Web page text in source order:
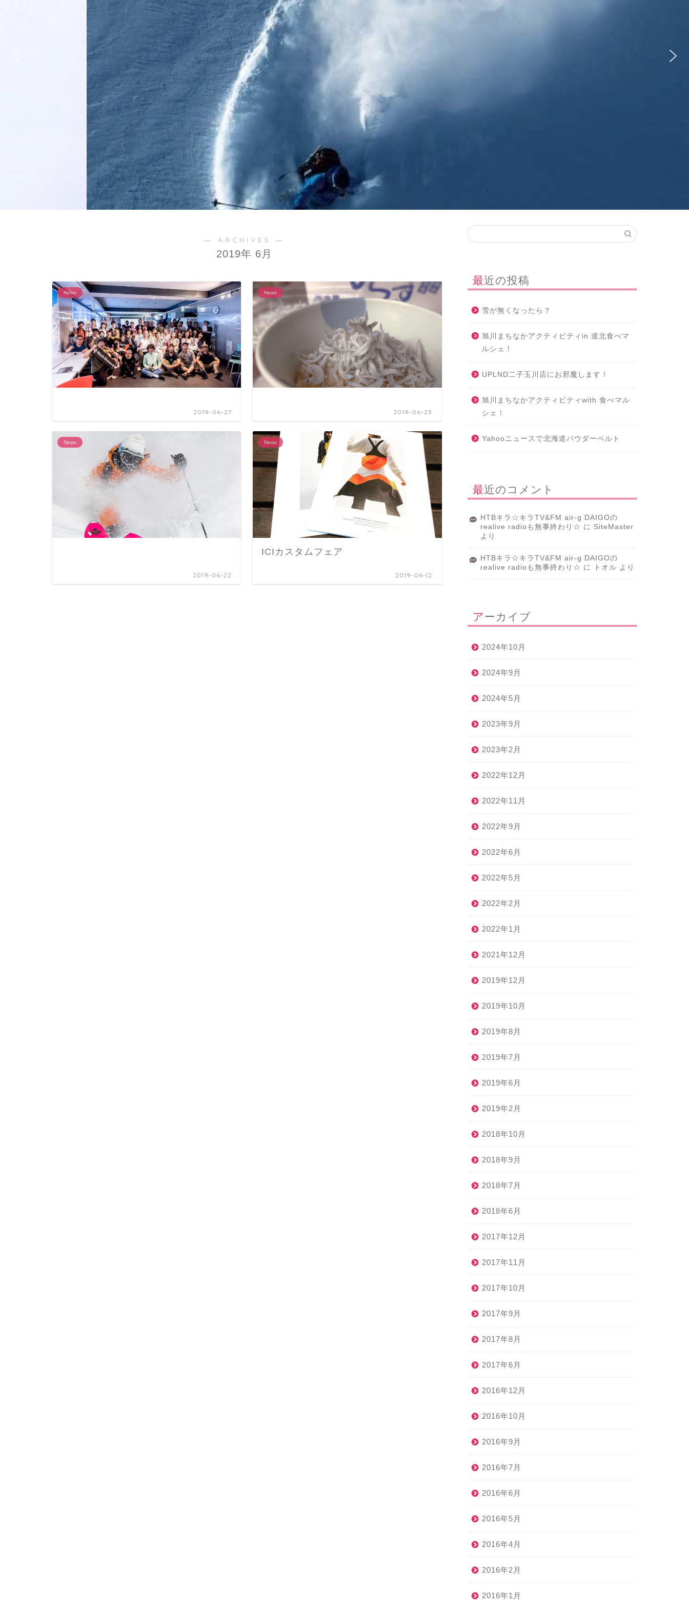
― ARCHIVES ―
2019年 6月
News
2019-06-27
News
2019-06-23
News
2019-06-22
News
ICIカスタムフェア
2019-06-12
最近の投稿
雪が無くなったら？
旭川まちなかアクティビティin 道北食べマ
ルシェ！
UPLND二子玉川店にお邪魔します！
旭川まちなかアクティビティwith 食べマル
シェ！
Yahooニュースで北海道パウダーベルト
最近のコメント
HTBキラ☆キラTV&FM air-g DAIGOの
realive radioも無事終わり☆ に SiteMaster
より
HTBキラ☆キラTV&FM air-g DAIGOの
realive radioも無事終わり☆ に トオル より
アーカイブ
2024年10月
2024年9月
2024年5月
2023年9月
2023年2月
2022年12月
2022年11月
2022年9月
2022年6月
2022年5月
2022年2月
2022年1月
2021年12月
2019年12月
2019年10月
2019年8月
2019年7月
2019年6月
2019年2月
2018年10月
2018年9月
2018年7月
2018年6月
2017年12月
2017年11月
2017年10月
2017年9月
2017年8月
2017年6月
2016年12月
2016年10月
2016年9月
2016年7月
2016年6月
2016年5月
2016年4月
2016年2月
2016年1月